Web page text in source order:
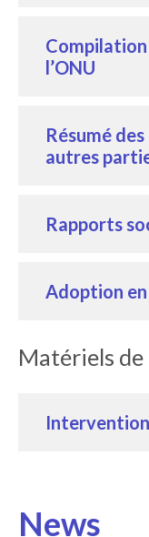
l’ONU
Résumé
autres
Rapports
Adoption
Matériels
News